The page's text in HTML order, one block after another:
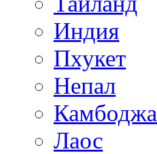
Индия
Пхукет
Непал
Камбоджа
Лаос